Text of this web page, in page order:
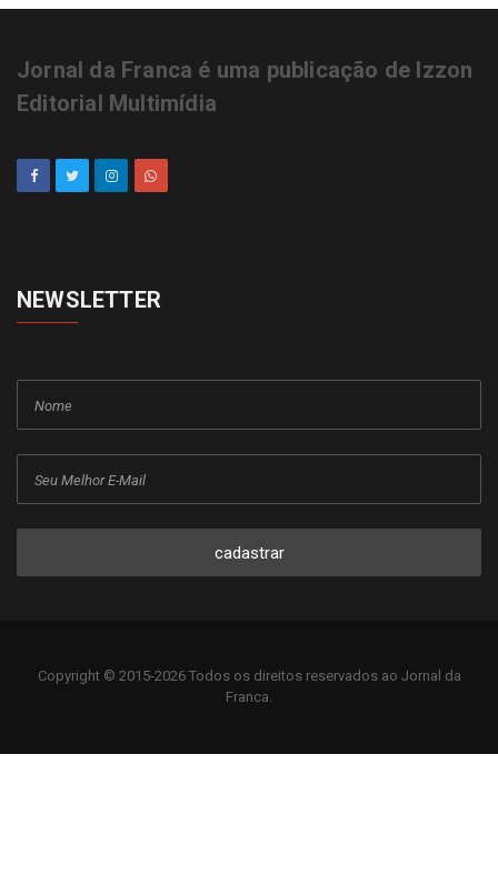
Jornal da Franca é uma publicação de Izzon
Editorial Multimídia
NEWSLETTER
cadastrar
Copyright © 2015-2026 Todos os direitos reservados ao Jornal da
Franca.